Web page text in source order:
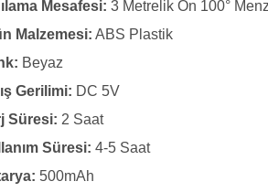
Mesafesi: 3 Metrelik Ön 100°
Malzemesi: ABS Plastik
Beyaz
Gerilimi: DC 5V
Süresi: 2 Saat
Süresi: 4-5 Saat
500mAh